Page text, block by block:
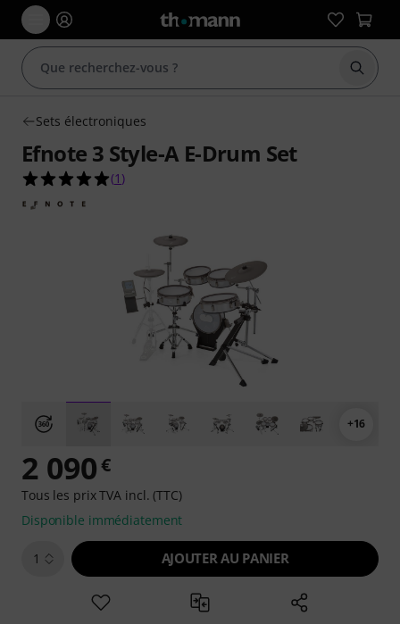
Sets électroniques
Efnote 3 Style-A E-Drum Set
5.0 étoiles sur 5 d'après 1 évaluations clients
(1 )
+16
2 090€
Tous les prix TVA incl. (TTC)
Disponible immédiatement
1 AJOUTER AU PANIER